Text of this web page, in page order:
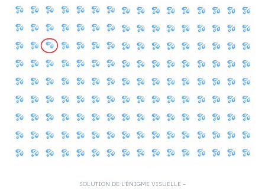
SOLUTION DE L’ÉNIGME VISUELLE –